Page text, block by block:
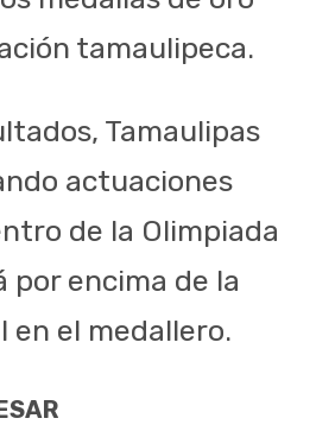
tamaulipeca.
Tamaulipas
actuaciones
de la Olimpiada
por encima de la
en el medallero.